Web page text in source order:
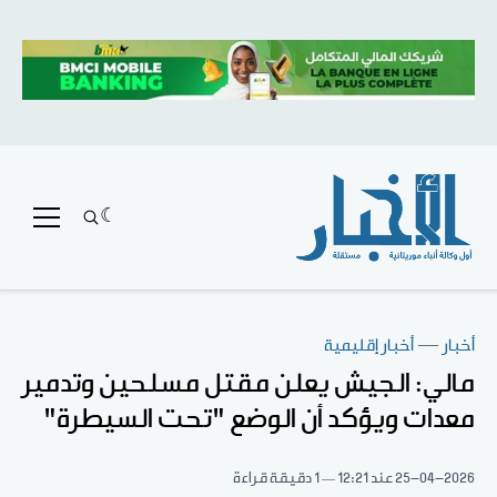
أخبار — أخبار إقليمية
مالي: الجيش يعلن مقتل مسلحين وتدمير
معدات ويؤكد أن الوضع "تحت السيطرة"
25-04-2026عند 12:21 1 دقيقة قراءة